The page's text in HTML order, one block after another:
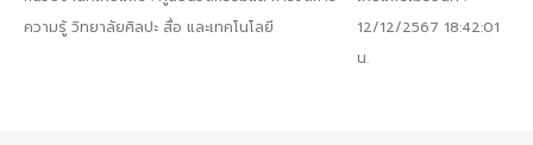
ความรู้ วิทยาลัยศิลปะ สื่อ และเทคโนโลยี
12/12/2567 18:42:01
น.